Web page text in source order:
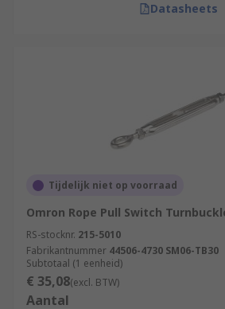
Datasheets
Tijdelijk niet op voorraad
Omron Rope Pull Switch
RS-stocknr. 215-5010
Fabrikantnummer 44506-4730 SM06-TB30
Subtotaal (1 eenheid)
€ 35,08(excl. BTW)
Aantal